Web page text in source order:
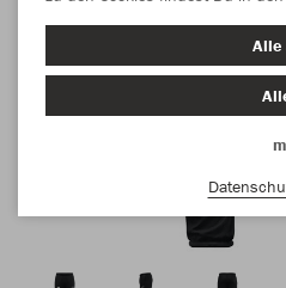
Alle